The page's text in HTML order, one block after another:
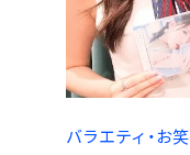
バラエティ・お